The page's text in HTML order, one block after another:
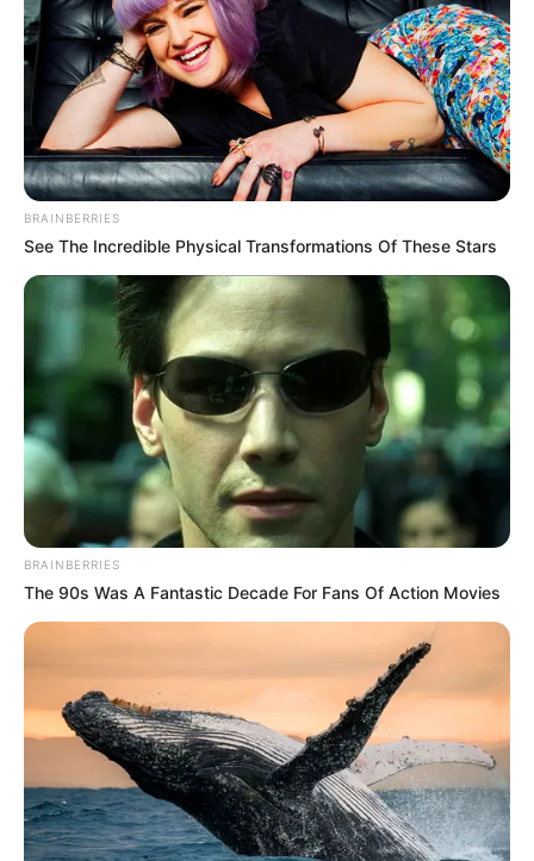
BRAINBERRIES
See The Incredible Physical Transformations Of These Stars
BRAINBERRIES
The 90s Was A Fantastic Decade For Fans Of Action Movies